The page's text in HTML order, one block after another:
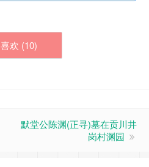
喜欢 (10)
默堂公陈渊(正寻)墓在贡川井
岗村渊园